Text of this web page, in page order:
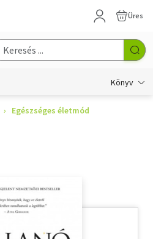
Üres
Könyv
Egészséges életmód